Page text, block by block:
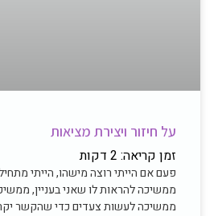
על חיזור ויצירת מציאות
זמן קריאה: 2 דקות
פעם אם הייתי רוצה מישהו, הייתי
ממשיכה להראות לו שאני בעניין,
ממשיכה לעשות צעדים כדי שהקשר